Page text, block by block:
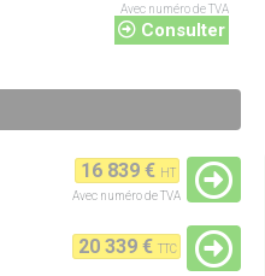
Avec numéro de TVA
Consulter
16 839 € HT
Avec numéro de TVA
20 339 €TTC